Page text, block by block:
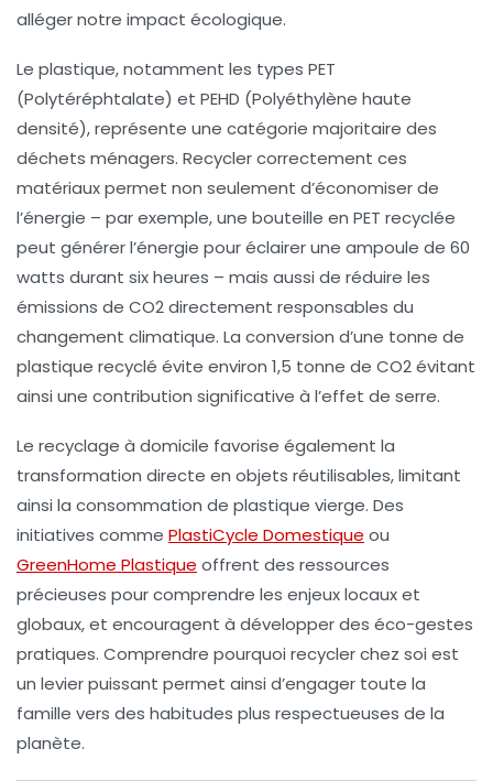
alléger notre impact écologique.
Le plastique, notamment les types PET
(Polytéréphtalate) et PEHD (Polyéthylène haute
densité), représente une catégorie majoritaire des
déchets ménagers. Recycler correctement ces
matériaux permet non seulement d’économiser de
l’énergie – par exemple, une bouteille en PET recyclée
peut générer l’énergie pour éclairer une ampoule de 60
watts durant six heures – mais aussi de réduire les
émissions de CO2 directement responsables du
changement climatique. La conversion d’une tonne de
plastique recyclé évite environ 1,5 tonne de CO2évitant
ainsi une contribution significative à l’effet de serre.
Le recyclage à domicile favorise également la
transformation directe en objets réutilisables, limitant
ainsi la consommation de plastique vierge. Des
initiatives comme PlastiCycle Domestique ou
GreenHome Plastique offrent des ressources
précieuses pour comprendre les enjeux locaux et
globaux, et encouragent à développer des éco-gestes
pratiques. Comprendre pourquoi recycler chez soi est
un levier puissant permet ainsi d’engager toute la
famille vers des habitudes plus respectueuses de la
planète.